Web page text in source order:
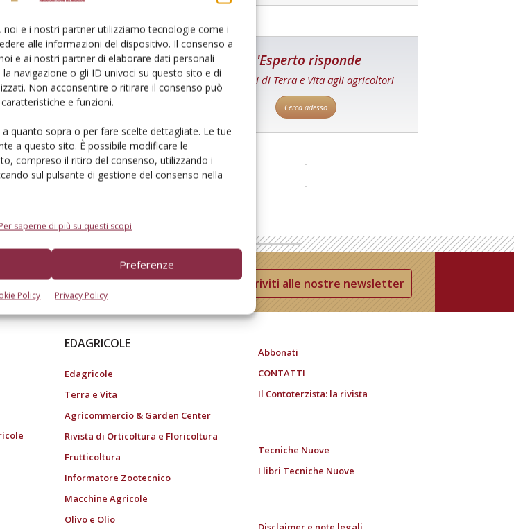
noi e i nostri partner utilizziamo tecnologie come i
alle informazioni del dispositivo. Il consenso a
e ai nostri partner di elaborare dati personali
navigazione o gli ID univoci su questo sito e di
Non acconsentire o ritirare il consenso può
e funzioni.
quanto sopra o per fare scelte dettagliate. Le tue
a questo sito. È possibile modificare le
compreso il ritiro del consenso, utilizzando i
sul pulsante di gestione del consenso nella
Per saperne di più su questi scopi
Preferenze
Policy Privacy Policy
L'Esperto risponde
I consigli di Terra e Vita agli agricoltori
Cerca adesso
Iscriviti alle nostre newsletter
EDAGRICOLE
Edagricole
Terra e Vita
Agricommercio & Garden Center
Rivista di Orticoltura e Floricoltura
Frutticoltura
Informatore Zootecnico
Macchine Agricole
Olivo e Olio
Abbonati
CONTATTI
Il Contoterzista: la rivista
Tecniche Nuove
I libri Tecniche Nuove